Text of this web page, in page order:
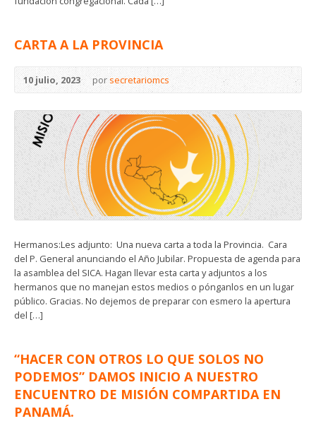
CARTA A LA PROVINCIA
10 julio, 2023 por secretariomcs
Hermanos:Les adjunto: Una nueva carta a toda la Provincia. Cara
del P. General anunciando el Año Jubilar. Propuesta de agenda para
la asamblea del SICA. Hagan llevar esta carta y adjuntos a los
hermanos que no manejan estos medios o pónganlos en un lugar
público. Gracias. No dejemos de preparar con esmero la apertura
del […]
“HACER CON OTROS LO QUE SOLOS NO
PODEMOS” DAMOS INICIO A NUESTRO
ENCUENTRO DE MISIÓN COMPARTIDA EN
PANAMÁ.